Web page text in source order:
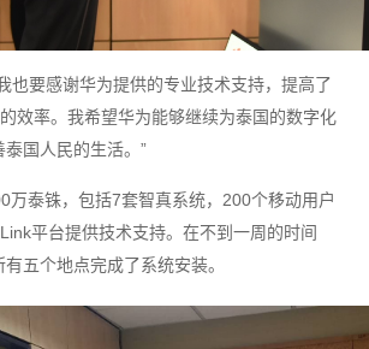
也要感谢华为提供的专业技术支持，提高了
效率。我希望华为能够继续为泰国的数字化
国人民的生活。”
万泰铢，包括7套智真系统，200个移动用户
平台提供技术支持。在不到一周的时间
五个地点完成了系统安装。